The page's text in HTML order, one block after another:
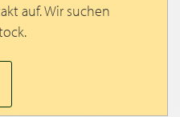
auf. Wir suchen